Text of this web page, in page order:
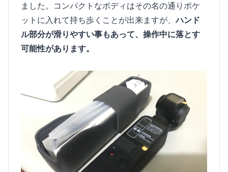
ました。コンパクトなボディはその名の通りポケ
ットに入れて持ち歩くことが出来ますが、ハンド
ル部分が滑りやすい事もあって、操作中に落とす
可能性があります。